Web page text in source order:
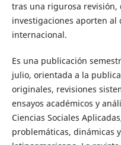
tras una rigurosa
investigaciones aporten
internacional.
Es una publicación
julio, orientada a la
originales, revisiones
ensayos académicos y
Ciencias Sociales
problemáticas, dinámicas